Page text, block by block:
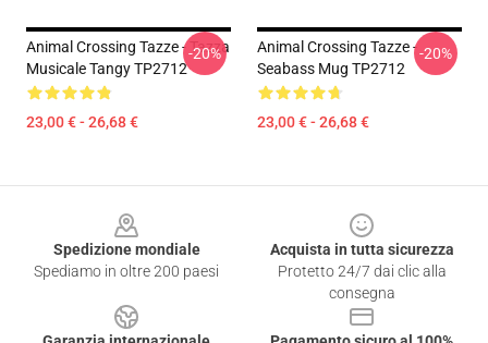
Animal Crossing Tazze - Tazza
Musicale Tangy TP2712
23,00 € - 26,68 €
-20%
Animal Crossing Tazze -
Seabass Mug TP2712
23,00 € - 26,68 €
-20%
Spedizione mondiale
Spediamo in oltre 200 paesi
Acquista in tutta sicurezza
Protetto 24/7 dai clic alla
consegna